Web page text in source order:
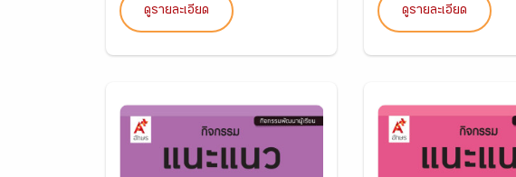
ดูรายละเอียด ดูรายละเอียด